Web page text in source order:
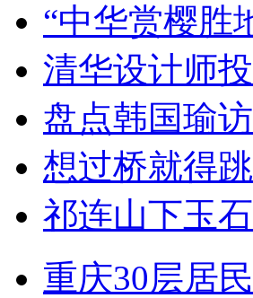
“中华赏樱胜
清华设计师
盘点韩国瑜
想过桥就得
祁连山下玉
重庆30层居